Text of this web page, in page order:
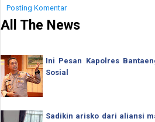
Posting Komentar
All The News
Ini Pesan Kapolres
Sosial
Sadikin arisko dari aliansi